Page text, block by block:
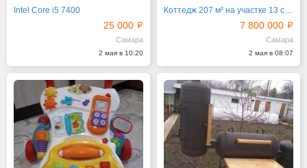
Intel Core i5 7400
25 000
Самара
2 мая в 10:20
Коттедж 207 м² на участке 13 сот.
7 800 000
Самара
2 мая в 08:07